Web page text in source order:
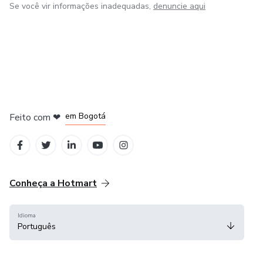
Se você vir informações inadequadas, denuncie aqui
Feito com ❤ em Bogotá
Conheça a Hotmart
Idioma
Português